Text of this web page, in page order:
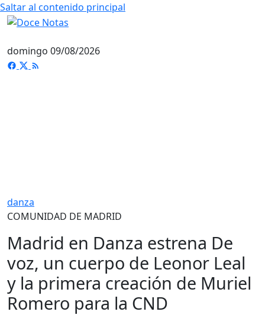
Saltar al contenido principal
domingo 09/08/2026
danza
COMUNIDAD DE MADRID
Madrid en Danza estrena De
voz, un cuerpo de Leonor Leal
y la primera creación de Muriel
Romero para la CND